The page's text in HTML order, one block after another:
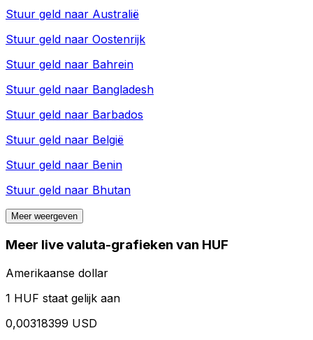
Stuur geld naar Australië
Stuur geld naar Oostenrijk
Stuur geld naar Bahrein
Stuur geld naar Bangladesh
Stuur geld naar Barbados
Stuur geld naar België
Stuur geld naar Benin
Stuur geld naar Bhutan
Meer weergeven
Meer live valuta-grafieken van HUF
Amerikaanse dollar
1 HUF staat gelijk aan
0,00318399 USD